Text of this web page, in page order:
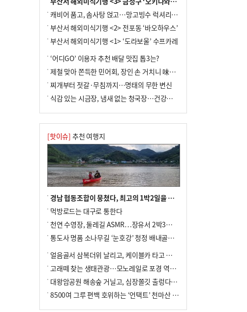
캐비어 품고, 솜사탕 얹고…망고빙수 럭셔리한 진화
부산서 해외미식기행 <2> 전포동 ‘바오하우스’
부산서 해외미식기행 <1> ‘도라보울’ 수프카레
‘어디GO’ 이용자 추천 배달 맛집 톱3는?
제철 맞아 쫀득한 민어회, 장인 손 거치니 味친 한상
찌개부터 젓갈·무침까지…명태의 무한 변신
식감 있는 시금장, 냄새 없는 청국장…건강한 발효 밥상
[핫이슈] 추천 여행지
경남 협동조합이 뭉쳤다, 최고의 1박2일을 위해
먹방로드는 대구로 통한다
천연 수영장, 둘레길 ASMR…장유서 2박3일 소확행
통도사 명품 소나무길 ‘눈호강’ 청정 배내골서 더위 싹
얼음골서 삼복더위 날리고, 케이블카 타고 신선놀음
고래떼 찾는 생태관광…모노레일로 포경 역사여행
대왕암공원 해송숲 거닐고, 심장쫄깃 출렁다리 건너봐
8500여 그루 편백 호위하는 ‘언택트’ 천마산 산림욕장